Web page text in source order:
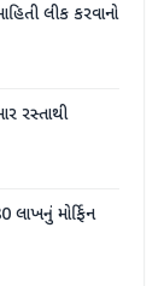
લીક કરવાનો
રસ્તાથી
મોર્ફિન